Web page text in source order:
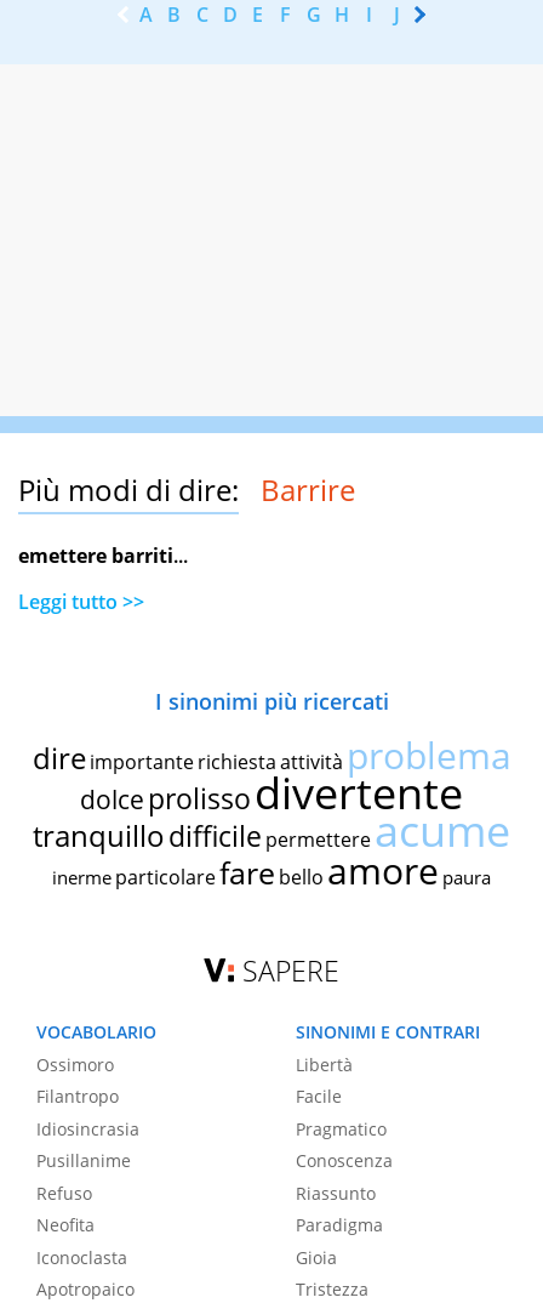
A B C D E F G H I J K
Più modi di dire: Barrire
emettere barriti...
Leggi tutto >>
I sinonimi più ricercati
dire importante richiestaattività problema
dolce prolissodivertente
tranquillodifficile permettereacume
inerme particolarefare bello amore paura
SAPERE
VOCABOLARIO
Ossimoro
Filantropo
Idiosincrasia
Pusillanime
Refuso
Neofita
Iconoclasta
Apotropaico
SINONIMI E CONTRARI
Libertà
Facile
Pragmatico
Conoscenza
Riassunto
Paradigma
Gioia
Tristezza